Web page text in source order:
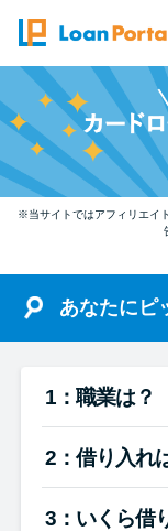
トッ
おす
※当サイトではアフィリエイ
あなたにピ
1：職業は？
2：借り入れ
3：いくら借